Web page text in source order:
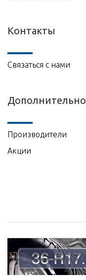
Контакты
Связаться с нами
Дополнительно
Производители
Акции